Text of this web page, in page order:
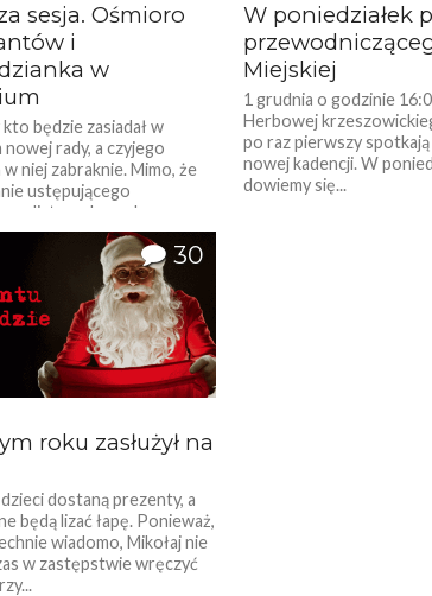
sesja. Ośmioro
i
w
kto będzie zasiadał w
nowej rady, a czyjego
niej zabraknie. Mimo, że
ustępującego
po listopadowych...
W poniedziałek
Miejskiej
1 grudnia o godzinie
Herbowej
po raz pierwszy
nowej kadencji. W
dowiemy się...
30
roku zasłużył na
dostaną prezenty, a
będą lizać łapę. Ponieważ,
wiadomo, Mikołaj nie
w zastępstwie wręczyć